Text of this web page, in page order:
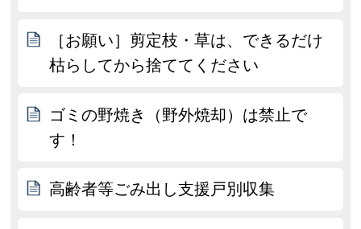
［お願い］剪定枝・草は、できるだけ
枯らしてから捨ててください
ゴミの野焼き（野外焼却）は禁止で
す！
高齢者等ごみ出し支援戸別収集